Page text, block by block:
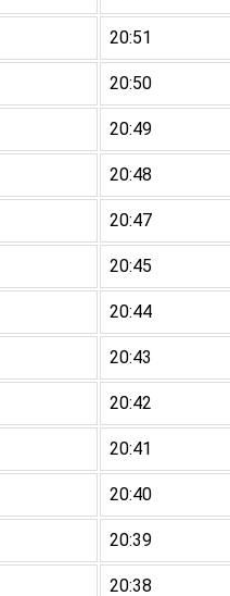
20:51
20:50
20:49
20:48
20:47
20:45
20:44
20:43
20:42
20:41
20:40
20:39
20:38